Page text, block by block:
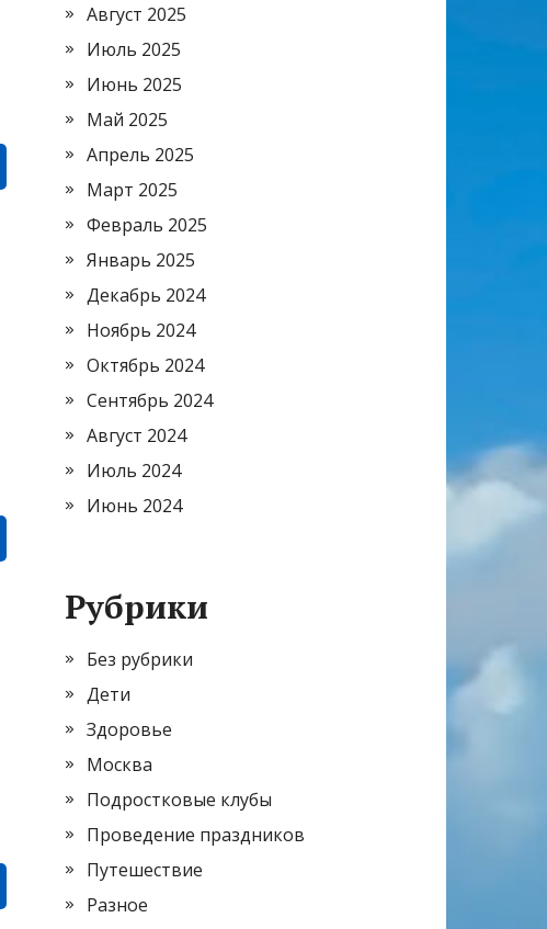
Август 2025
Июль 2025
Июнь 2025
Май 2025
Апрель 2025
Март 2025
Февраль 2025
Январь 2025
Декабрь 2024
Ноябрь 2024
Октябрь 2024
Сентябрь 2024
Август 2024
Июль 2024
Июнь 2024
Рубрики
Без рубрики
Дети
Здоровье
Москва
Подростковые клубы
Проведение праздников
Путешествие
Разное